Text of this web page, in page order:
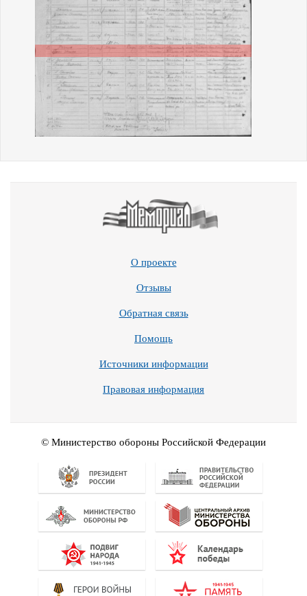
О проекте
Отзывы
Обратная связь
Помощь
Источники информации
Правовая информация
© Министерство обороны Российской Федерации